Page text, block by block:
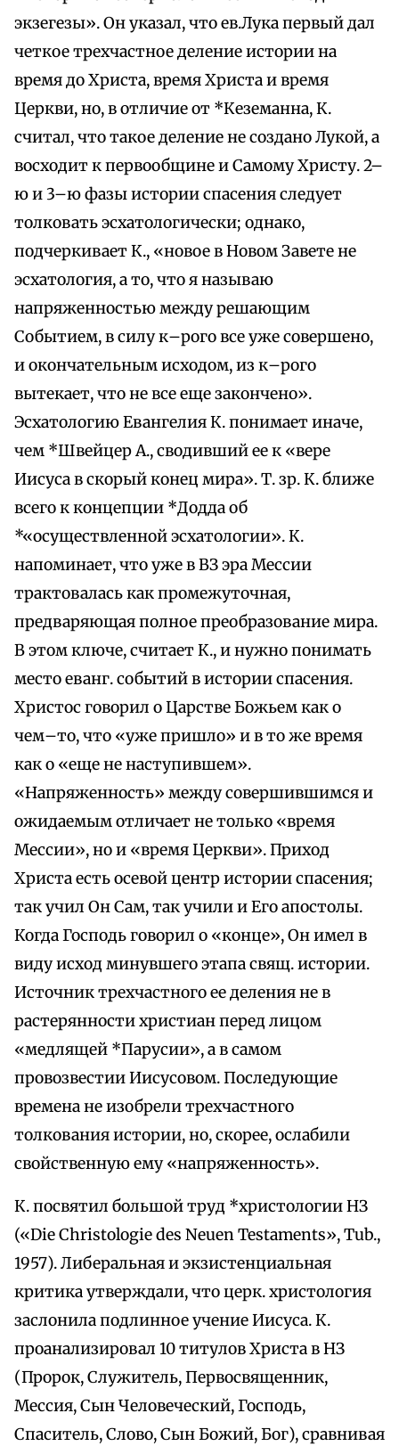
экзегезы». Он указал, что ев.Лука первый дал
четкое трехчастное деление истории на
время до Христа, время Христа и время
Церкви, но, в отличие от *Кеземанна, К.
считал, что такое деление не создано Лукой, а
восходит к первообщине и Самому Христу. 2–
ю и 3–ю фазы истории спасения следует
толковать эсхатологически; однако,
подчеркивает К., «новое в Новом Завете не
эсхатология, а то, что я называю
напряженностью между решающим
Событием, в силу к–рого все уже совершено,
и окончательным исходом, из к–рого
вытекает, что не все еще закончено».
Эсхатологию Евангелия К. понимает иначе,
чем *Швейцер А., сводивший ее к «вере
Иисуса в скорый конец мира». Т. зр. К. ближе
всего к концепции *Додда об
*«осуществленной эсхатологии». К.
напоминает, что уже в ВЗ эра Мессии
трактовалась как промежуточная,
предваряющая полное преобразование мира.
В этом ключе, считает К., и нужно понимать
место еванг. событий в истории спасения.
Христос говорил о Царстве Божьем как о
чем–то, что «уже пришло» и в то же время
как о «еще не наступившем».
«Напряженность» между совершившимся и
ожидаемым отличает не только «время
Мессии», но и «время Церкви». Приход
Христа есть осевой центр истории спасения;
так учил Он Сам, так учили и Его апостолы.
Когда Господь говорил о «конце», Он имел в
виду исход минувшего этапа свящ. истории.
Источник трехчастного ее деления не в
растерянности христиан перед лицом
«медлящей *Парусии», а в самом
провозвестии Иисусовом. Последующие
времена не изобрели трехчастного
толкования истории, но, скорее, ослабили
свойственную ему «напряженность».
К. посвятил большой труд *христологии НЗ
(«Die Christologie des Neuen Testaments», Tub.,
1957). Либеральная и экзистенциальная
критика утверждали, что церк. христология
заслонила подлинное учение Иисуса. К.
проанализировал 10 титулов Христа в НЗ
(Пророк, Служитель, Первосвященник,
Мессия, Сын Человеческий, Господь,
Спаситель, Слово, Сын Божий, Бог), сравнивая